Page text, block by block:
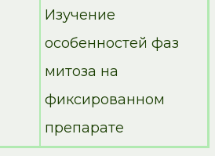
Изучение
особенностей фаз
митоза на
фиксированном
препарате